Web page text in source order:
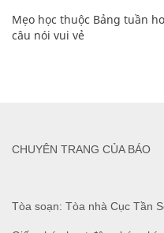
Mẹo học thuộc Bảng tuần
câu nói vui vẻ
Tòa soạn: Tòa nhà Cục Tần
CHUYÊN TRANG CỦA BÁO